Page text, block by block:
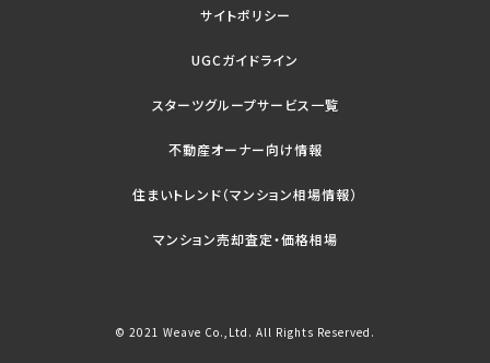
サイトポリシー
UGCガイドライン
スターツグループサービス一覧
不動産オーナー向け情報
住まいトレンド（マンション相場情報）
マンション売却査定・価格相場
© 2021 Weave Co.,Ltd. All Rights Reserved.